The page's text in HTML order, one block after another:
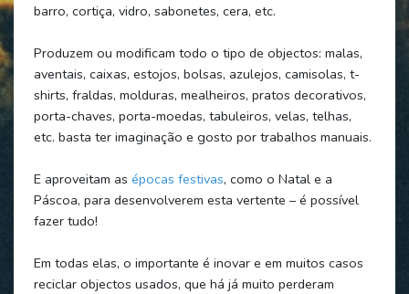
barro, cortiça, vidro, sabonetes, cera, etc.
Produzem ou modificam todo o tipo de objectos: malas,
aventais, caixas, estojos, bolsas, azulejos, camisolas, t-
shirts, fraldas, molduras, mealheiros, pratos decorativos,
porta-chaves, porta-moedas, tabuleiros, velas, telhas,
etc. basta ter imaginação e gosto por trabalhos manuais.
E aproveitam as épocas festivas, como o Natal e a
Páscoa, para desenvolverem esta vertente – é possível
fazer tudo!
Em todas elas, o importante é inovar e em muitos casos
reciclar objectos usados, que há já muito perderam